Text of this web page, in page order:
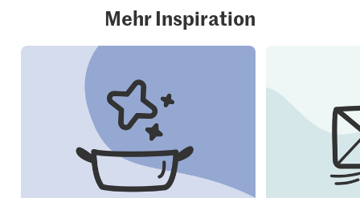
Mehr Inspiration